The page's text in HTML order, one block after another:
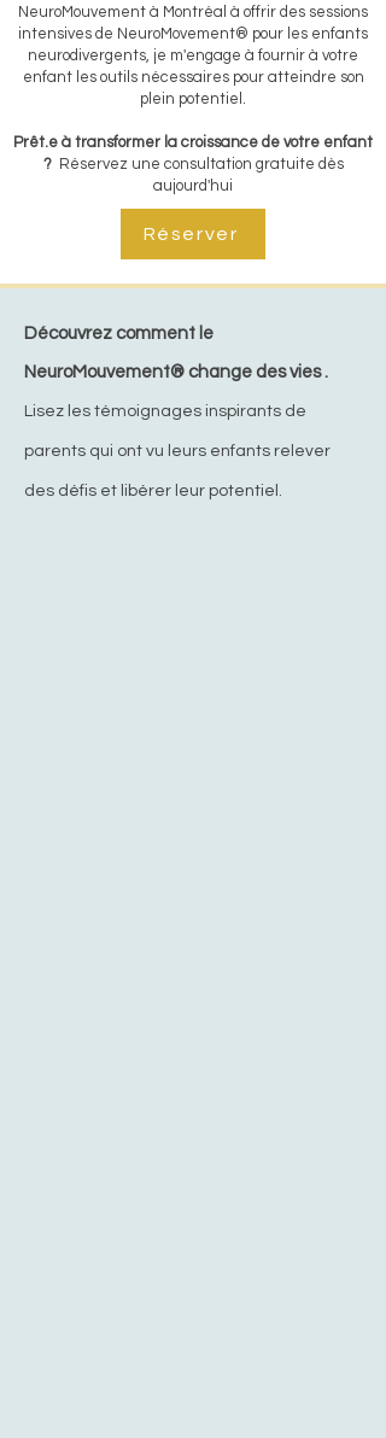
NeuroMouvement à Montréal à offrir des sessions
intensives de NeuroMovement® pour les enfants
neurodivergents, je m'engage à fournir à votre
enfant les outils nécessaires pour atteindre son
plein potentiel.
Prêt.e à transformer la croissance de votre enfant
? Réservez une consultation gratuite dès
aujourd'hui
Réserver
Découvrez comment le
NeuroMouvement® change des vies .
Lisez les témoignages inspirants de
parents qui ont vu leurs enfants relever
des défis et libérer leur potentiel.